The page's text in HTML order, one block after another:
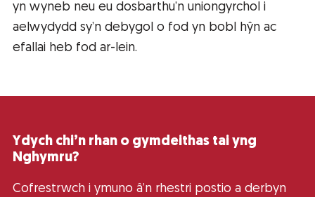
yn wyneb neu eu dosbarthu’n uniongyrchol i
aelwydydd sy’n debygol o fod yn bobl hŷn ac
efallai heb fod ar-lein.
Ydych chi’n rhan o gymdeithas tai yng
Nghymru?
Cofrestrwch i ymuno â’n rhestri postio a derbyn